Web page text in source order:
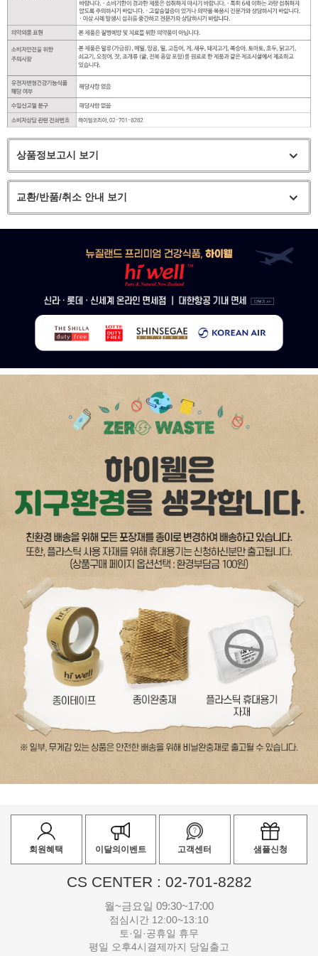
상품정보고시 보기
교환/반품/취소 안내 보기
회원혜택 이달의이벤트 고객센터 샘플신청
CS CENTER : 02-701-8282
월~금요일 09:30~17:00
점심시간 12:00~13:10
토·일·공휴일 휴무
평일 오후4시결제까지 당일출고